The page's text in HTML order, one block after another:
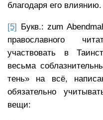
благодаря его влиянию.
[5] Букв.: zum
православного
участвовать в
весьма
тень» на всё,
обязательно
вещи: